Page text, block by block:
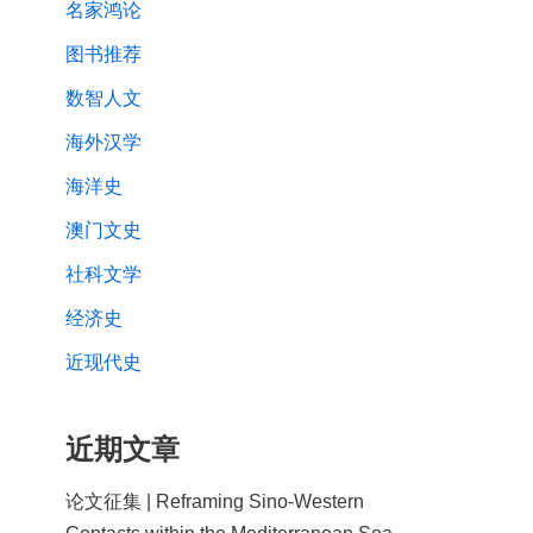
名家鸿论
图书推荐
数智人文
海外汉学
海洋史
澳门文史
社科文学
经济史
近现代史
近期文章
论文征集 | Reframing Sino-Western